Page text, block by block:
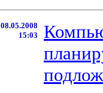
08.05.2008
15:03